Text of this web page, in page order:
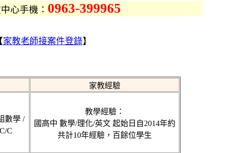
家教
教、作文家教、地理家
家教中心
教中心，一起提供更優
秀家教仲介網站，林口
家教網提供林口各地家
師上門家教，一對一家
心手機： 0963-399965
家教老師接案件登錄】
家教經驗
數學 /
C
教學經驗：
國高中 數學/理化/英文 起始日自2014年約
共計10年經驗，百餘位學生